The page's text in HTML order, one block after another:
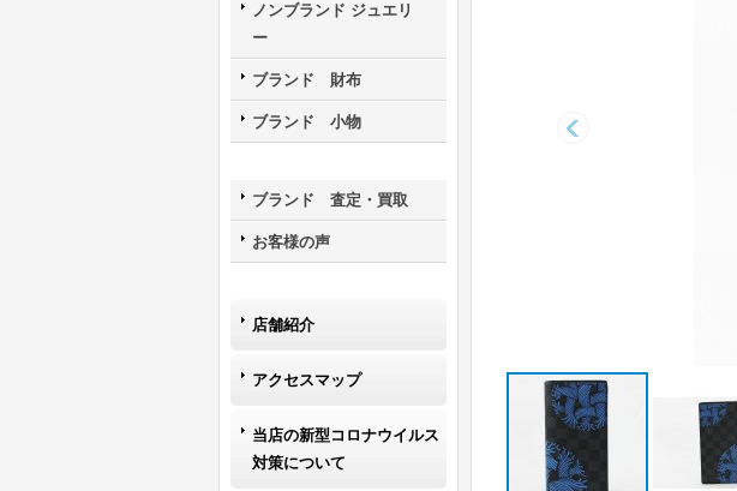
ノンブランド ジュエリ
ー
ブランド 財布
ブランド 小物
ブランド 査定・買取
お客様の声
店舗紹介
アクセスマップ
当店の新型コロナウイルス
対策について